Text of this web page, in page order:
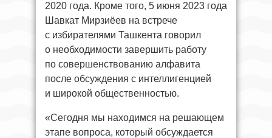
2020 года. Кроме того, 5 июня 2023 года
Шавкат Мирзиёев на встрече
с избирателями Ташкента говорил
о необходимости завершить работу
по совершенствованию алфавита
после обсуждения с интеллигенцией
и широкой общественностью.
«Сегодня мы находимся на решающем
этапе вопроса, который обсуждается